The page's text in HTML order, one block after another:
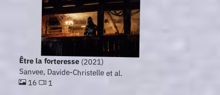
Être la forteresse (2021)
Sanvee, Davide-Christelle et al.
16 1